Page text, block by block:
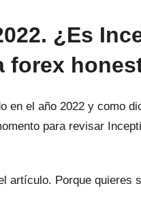
¿Es
forex
en el año 2022 y como
para revisar
artículo. Porque quieres